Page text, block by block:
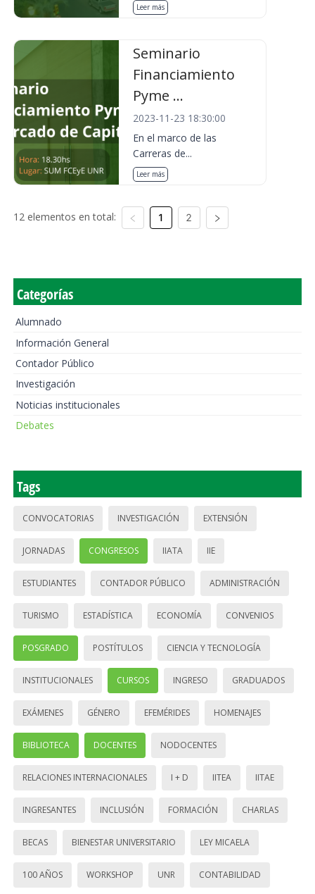
Leer más
Seminario
Financiamiento
Pyme ...
2023-11-23 18:30:00
En el marco de las
Carreras de...
Leer más
12 elementos en total: 1 2
Categorías
Alumnado
Información General
Contador Público
Investigación
Noticias institucionales
Debates
Tags
CONVOCATORIAS INVESTIGACIÓN EXTENSIÓN
JORNADAS CONGRESOS IIATA IIE
ESTUDIANTES CONTADOR PÚBLICO ADMINISTRACIÓN
TURISMO ESTADÍSTICA ECONOMÍA CONVENIOS
POSGRADO POSTÍTULOS CIENCIA Y TECNOLOGÍA
INSTITUCIONALES CURSOS INGRESO GRADUADOS
EXÁMENES GÉNERO EFEMÉRIDES HOMENAJES
BIBLIOTECA DOCENTES NODOCENTES
RELACIONES INTERNACIONALES I + D IITEA IITAE
INGRESANTES INCLUSIÓN FORMACIÓN CHARLAS
BECAS BIENESTAR UNIVERSITARIO LEY MICAELA
100 AÑOS WORKSHOP UNR CONTABILIDAD